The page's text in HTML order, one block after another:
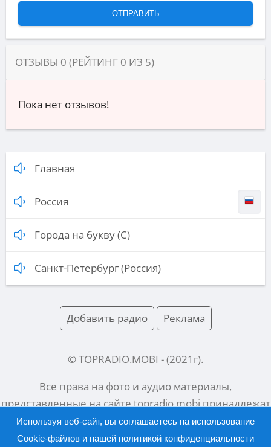
ОТЗЫВЫ 0 (РЕЙТИНГ 0 ИЗ 5)
Пока нет отзывов!
Главная
Россия
Города на букву (С)
Санкт-Петербург (Россия)
Добавить радио Реклама
© TOPRADIO.MOBI - (2021 г).
Все права на фото и аудио материалы,
представленные на сайтеtopradio.mobiпринадлежат
их законным владельцам.
Используя веб-сайт, вы соглашаетесь на использование
Cookie-файлов и нашей политикой конфиденциальности